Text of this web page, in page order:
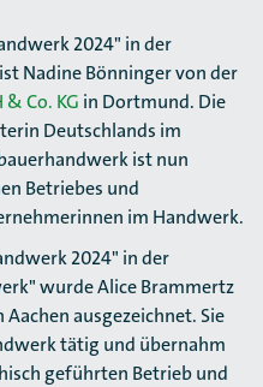
2024" in der
Nadine Bönninger von der
Co. KG in Dortmund. Die
Deutschlands im
ist nun
Betriebes und
im Handwerk.
2024" in der
wurde Alice Brammertz
Aachen ausgezeichnet. Sie
tätig und übernahm
geführten Betrieb und